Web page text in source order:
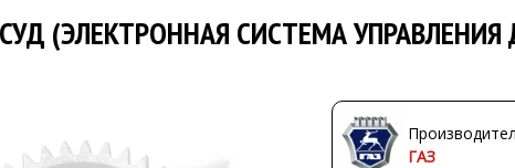
(ЭЛЕКТРОННАЯ СИСТЕМА
ГАЗ